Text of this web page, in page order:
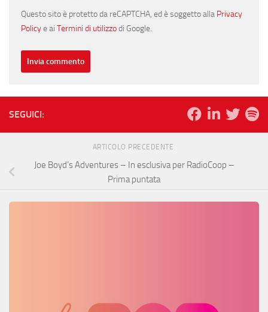
Questo sito è protetto da reCAPTCHA, ed è soggetto alla Privacy
Policye ai Termini di utilizzodi Google.
SEGUICI:
ARTICOLO PRECEDENTE
Joe Boyd’s Adventures – In esclusiva per RadioCoop –
Prima puntata